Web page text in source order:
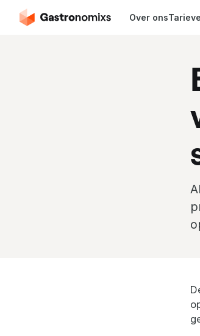
Over ons